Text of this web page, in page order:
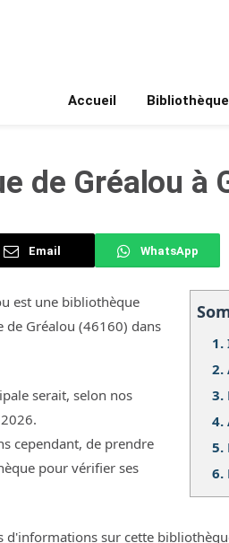
Accueil
de Gréalou à
Email WhatsApp
1.
2.
3.
4.
5.
6.
est une bibliothèque
de Gréalou (46160) dans
serait, selon nos
cependant, de prendre
pour vérifier ses
d'informations sur cette